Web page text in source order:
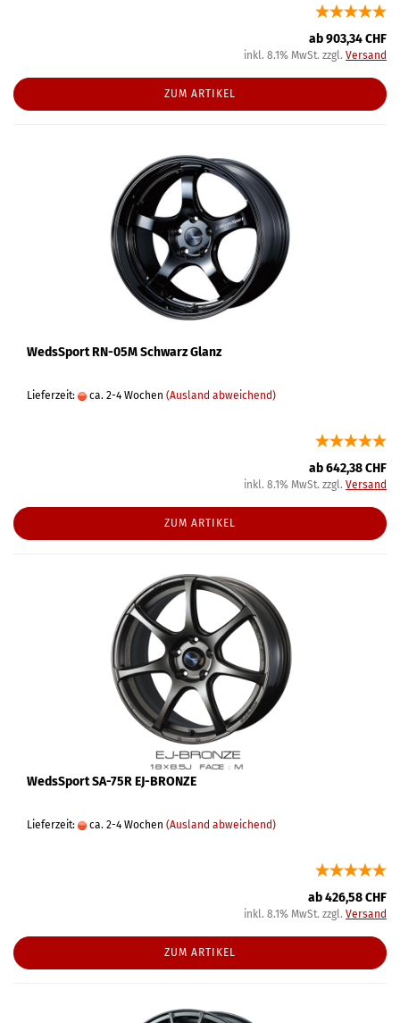
ab 903,34 CHF
inkl. 8.1% MwSt. zzgl. Versand
ZUM ARTIKEL
WedsSport RN-05M Schwarz Glanz
Lieferzeit: ca. 2-4 Wochen (Ausland abweichend)
ab 642,38 CHF
inkl. 8.1% MwSt. zzgl. Versand
ZUM ARTIKEL
WedsSport SA-75R EJ-BRONZE
Lieferzeit: ca. 2-4 Wochen (Ausland abweichend)
ab 426,58 CHF
inkl. 8.1% MwSt. zzgl. Versand
ZUM ARTIKEL